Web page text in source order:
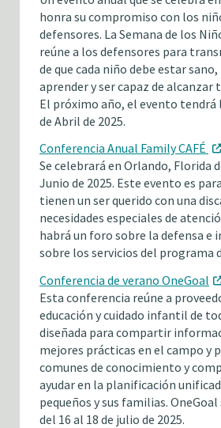
honra su compromiso con los
defensores. La Semana de los
reúne a los defensores para
de que cada niño debe estar
aprender y ser capaz de alcanzar
El próximo año, el evento tendrá
de Abril de 2025.
Conferencia Anual Family CAFÉ
Se celebrará en Orlando, Florida
Junio de 2025. Este evento es
tienen un ser querido con una
necesidades especiales de
habrá un foro sobre la defensa e
sobre los servicios del programa
Conferencia de verano OneGoal
Esta conferencia reúne a
educación y cuidado infantil de
diseñada para compartir
mejores prácticas en el campo y
comunes de conocimiento y
ayudar en la planificación
pequeños y sus familias.
del 16 al 18 de julio de 2025.